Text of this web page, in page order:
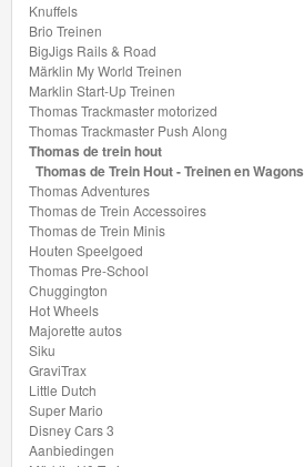
Knuffels
Brio Treinen
BigJigs Rails & Road
Märklin My World Treinen
Marklin Start-Up Treinen
Thomas Trackmaster motorized
Thomas Trackmaster Push Along
Thomas de trein hout
Thomas de Trein Hout - Treinen en Wagons
Thomas Adventures
Thomas de Trein Accessoires
Thomas de Trein Minis
Houten Speelgoed
Thomas Pre-School
Chuggington
Hot Wheels
Majorette autos
Siku
GraviTrax
Little Dutch
Super Mario
Disney Cars 3
Aanbiedingen